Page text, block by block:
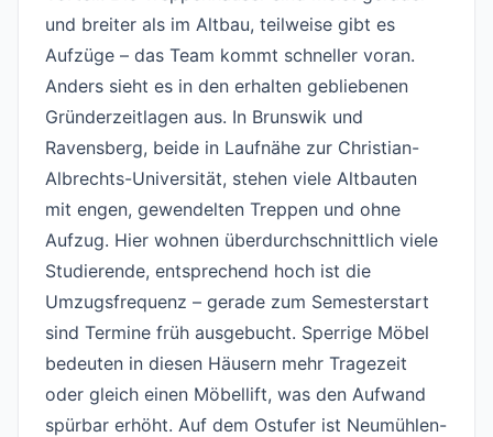
und breiter als im Altbau, teilweise gibt es
Aufzüge – das Team kommt schneller voran.
Anders sieht es in den erhalten gebliebenen
Gründerzeitlagen aus. In Brunswik und
Ravensberg, beide in Laufnähe zur Christian-
Albrechts-Universität, stehen viele Altbauten
mit engen, gewendelten Treppen und ohne
Aufzug. Hier wohnen überdurchschnittlich viele
Studierende, entsprechend hoch ist die
Umzugsfrequenz – gerade zum Semesterstart
sind Termine früh ausgebucht. Sperrige Möbel
bedeuten in diesen Häusern mehr Tragezeit
oder gleich einen Möbellift, was den Aufwand
spürbar erhöht. Auf dem Ostufer ist Neumühlen-